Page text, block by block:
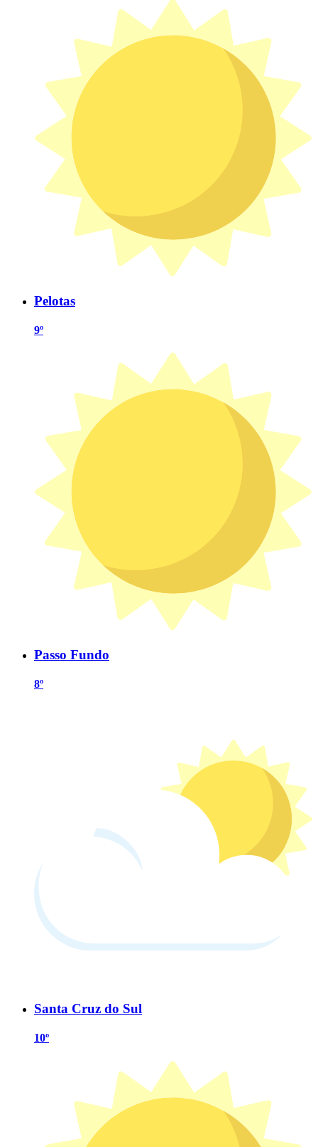
Pelotas
9º
Passo Fundo
8º
Santa Cruz do Sul
10º